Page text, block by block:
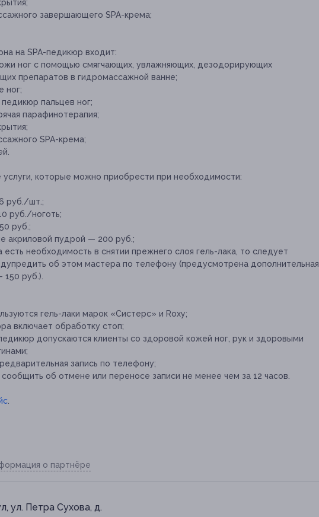
завершающего SPA-крема;
на SPA-педикюр входит:
ног с помощью смягчающих, увлажняющих, дезодорирующих
препаратов в гидромассажной ванне;
ног;
пальцев ног;
парафинотерапия;
SPA-крема;
услуги, которые можно приобрести при необходимости:
шт.;
ноготь;
руб.;
пудрой — 200 руб.;
есть необходимость в снятии прежнего слоя гель-лака, то следует
об этом мастера по телефону (предусмотрена дополнительная
руб.).
гель-лаки марок «Систерс» и Roxy;
включает обработку стоп;
допускаются клиенты со здоровой кожей ног, рук и здоровыми
запись по телефону;
об отмене или переносе записи не менее чем за 12 часов.
о партнёре
ул. Петра Сухова, д.